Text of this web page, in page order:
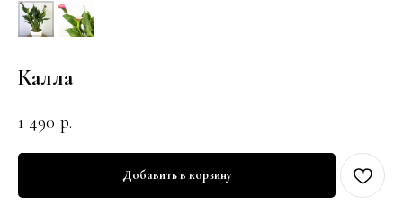
Калла
1 490 р.
Добавить в корзину